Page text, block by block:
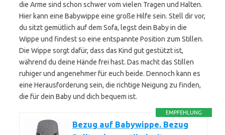
die Arme sind schon schwer vom vielen Tragen und Halten.
Hier kann eine Babywippe eine große Hilfe sein. Stell dir vor,
du sitzt gemütlich auf dem Sofa, legst dein Baby in die
Wippe und findest so eine entspannte Position zum Stillen.
Die Wippe sorgt dafür, dass das Kind gut gestützt ist,
während du deine Hände frei hast. Das macht das Stillen
ruhiger und angenehmer für euch beide. Dennoch kann es
eine Herausforderung sein, die richtige Neigung zu finden,
die für dein Baby und dich bequem ist.
EMPFEHLUNG
Bezug auf Babywippe. Bezug